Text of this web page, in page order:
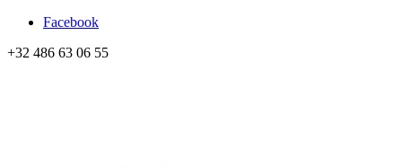
Facebook
+32 486 63 06 55